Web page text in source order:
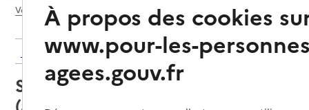
Voir le fil d’Ariane
Retour aux résultats de l'annuaire
Service autonomie à domicile
(aide) – Adar Flandre métropole
À propos des cookies
www.pour-les-
agees.gouv.fr